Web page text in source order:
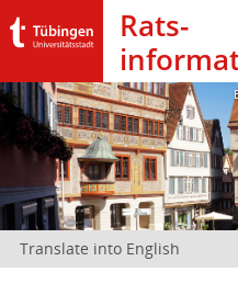
Rats­
Translate into English